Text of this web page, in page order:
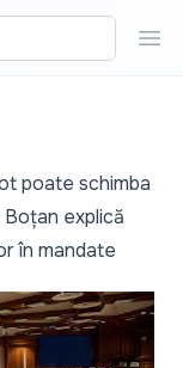
poate schimba
explică
în mandate